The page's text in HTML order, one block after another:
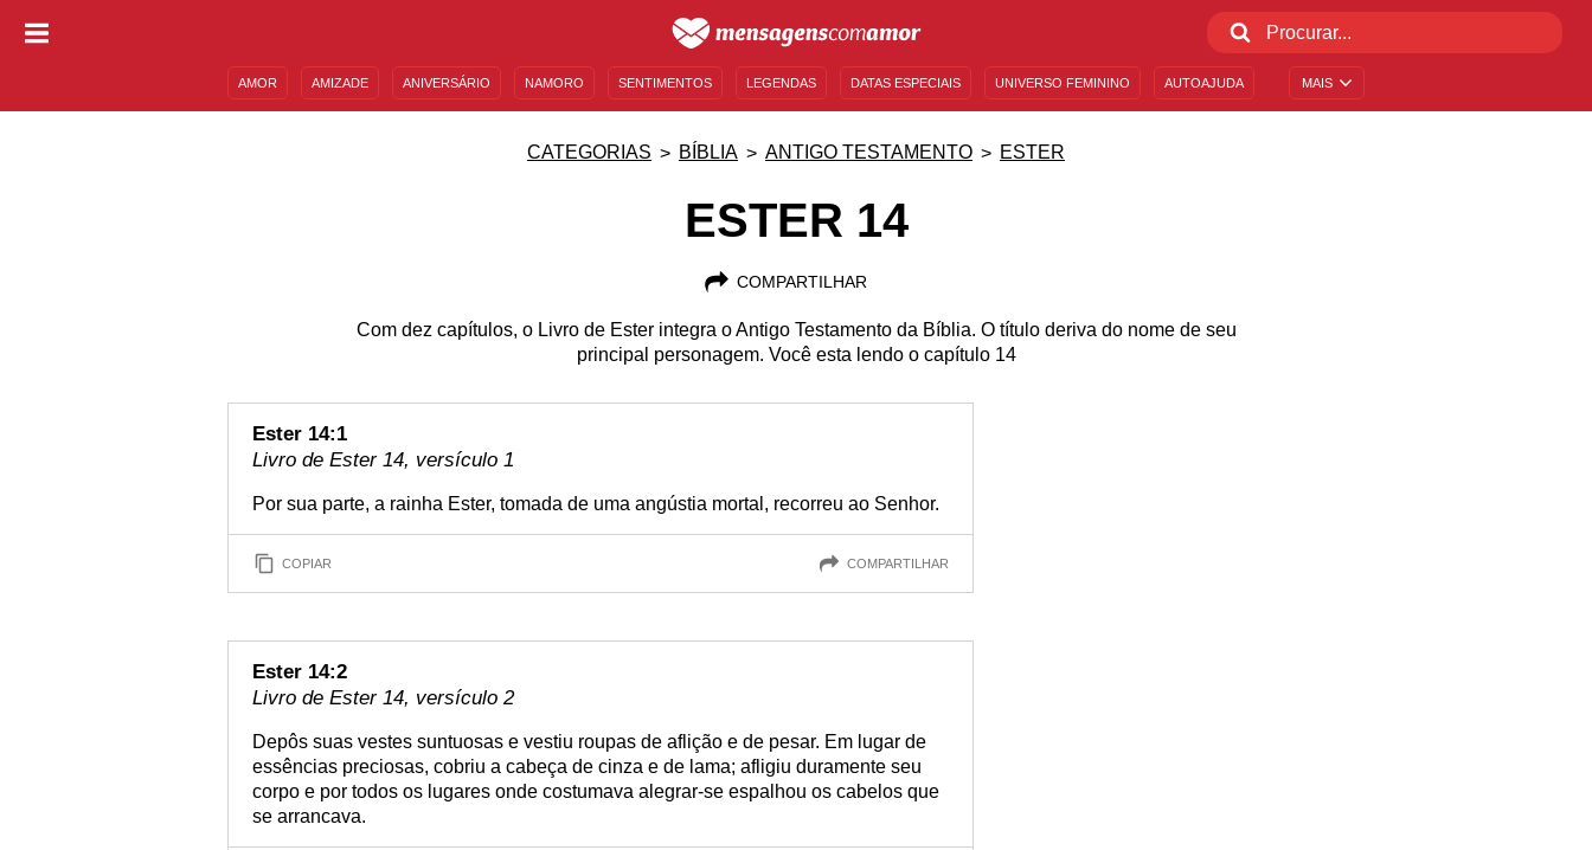
MAIS
AMOR AMIZADE ANIVERSÁRIO NAMORO SENTIMENTOS LEGENDAS DATAS ESPECIAIS UNIVERSO FEMININO AUTOAJUDA
CATEGORIAS BÍBLIA ANTIGO TESTAMENTO ESTER
ESTER 14
COMPARTILHAR
Com dez capítulos, o Livro de Ester integra o Antigo Testamento da Bíblia. O título deriva do nome de seu
principal personagem. Você esta lendo o capítulo 14
Ester 14:1
Livro de Ester 14, versículo 1
Por sua parte, a rainha Ester, tomada de uma angústia mortal, recorreu ao Senhor.
COPIAR COMPARTILHAR
Ester 14:2
Livro de Ester 14, versículo 2
Depôs suas vestes suntuosas e vestiu roupas de aflição e de pesar. Em lugar de
essências preciosas, cobriu a cabeça de cinza e de lama; afligiu duramente seu
corpo e por todos os lugares onde costumava alegrar-se espalhou os cabelos que
se arrancava.